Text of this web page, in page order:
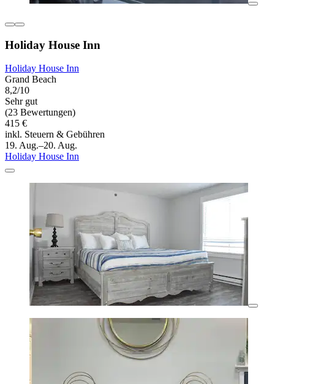
Holiday House Inn
Holiday House Inn
Grand Beach
8,2/10
Sehr gut
(23 Bewertungen)
415 €
inkl. Steuern & Gebühren
19. Aug.–20. Aug.
Holiday House Inn